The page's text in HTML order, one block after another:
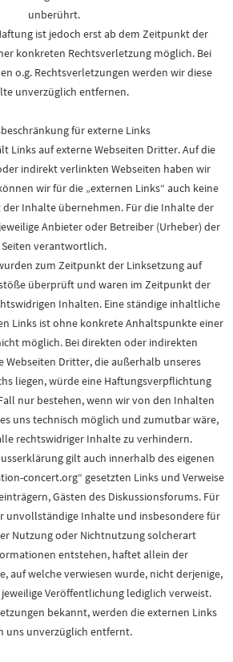
unberührt.
ist jedoch erst ab dem Zeitpunkt der
konkreten Rechtsverletzung möglich. Bei
o.g. Rechtsverletzungen werden wir diese
unverzüglich entfernen.
für externe Links
Links auf externe Webseiten Dritter. Auf die
indirekt verlinkten Webseiten haben wir
wir für die „externen Links“ auch keine
der Inhalte übernehmen. Für die Inhalte der
Anbieter oder Betreiber (Urheber) der
Seiten verantwortlich.
zum Zeitpunkt der Linksetzung auf
überprüft und waren im Zeitpunkt der
Inhalten. Eine ständige inhaltliche
Links ist ohne konkrete Anhaltspunkte einer
möglich. Bei direkten oder indirekten
Webseiten Dritter, die außerhalb unseres
liegen, würde eine Haftungsverpflichtung
nur bestehen, wenn wir von den Inhalten
uns technisch möglich und zumutbar wäre,
rechtswidriger Inhalte zu verhindern.
gilt auch innerhalb des eigenen
concert.org“ gesetzten Links und Verweise
Gästen des Diskussionsforums. Für
unvollständige Inhalte und insbesondere für
Nutzung oder Nichtnutzung solcherart
entstehen, haftet allein der
auf welche verwiesen wurde, nicht derjenige,
Veröffentlichung lediglich verweist.
bekannt, werden die externen Links
uns unverzüglich entfernt.